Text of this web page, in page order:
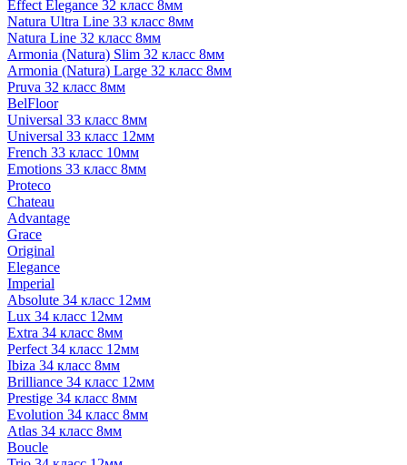
Effect Elegance 32 класс 8мм
Natura Ultra Line 33 класс 8мм
Natura Line 32 класс 8мм
Armonia (Natura) Slim 32 класс 8мм
Armonia (Natura) Large 32 класс 8мм
Pruva 32 класс 8мм
BelFloor
Universal 33 класс 8мм
Universal 33 класс 12мм
French 33 класс 10мм
Emotions 33 класс 8мм
Proteco
Chateau
Advantage
Grace
Original
Elegance
Imperial
Absolute 34 класс 12мм
Lux 34 класс 12мм
Extra 34 класс 8мм
Perfect 34 класс 12мм
Ibiza 34 класс 8мм
Brilliance 34 класс 12мм
Prestige 34 класс 8мм
Evolution 34 класс 8мм
Atlas 34 класс 8мм
Boucle